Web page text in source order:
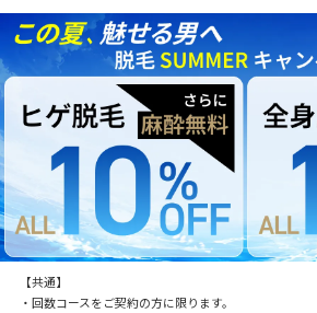
【共通】
・回数コースをご契約の方に限ります。